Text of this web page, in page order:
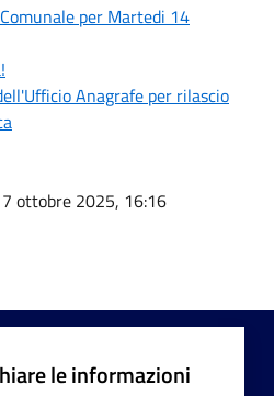
per Martedi 14
Anagrafe per rilascio
7 ottobre 2025, 16:16
le informazioni